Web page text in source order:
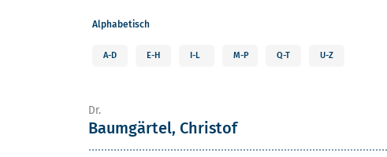
Alphabetisch
A-D E-H I-L M-P Q-T U-Z
Dr.
Baumgärtel, Christof